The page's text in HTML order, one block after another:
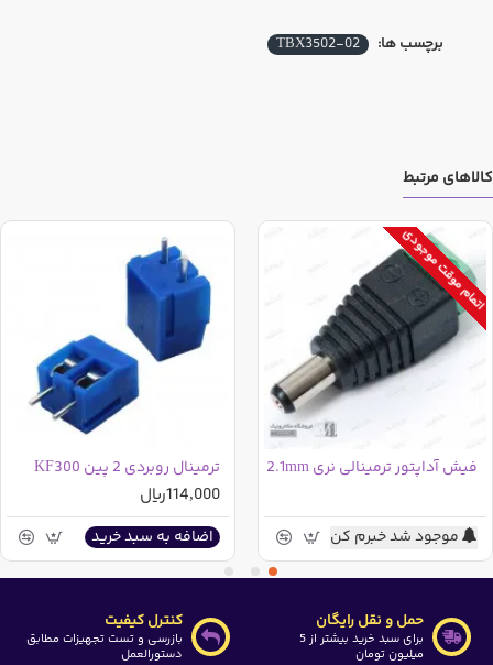
برچسب ها: TBX3502-02
کالاهای مرتبط
اتمام موقت موجودی
فیش آداپتور ترمینالی نری 2.1mm
موجود شد خبرم کن
ترمینال روبردی 2 پین KF300
114,000ریال
اضافه به سبد خرید
حمل و نقل رایگان
برای سبد خرید بیشتر از 5
میلیون تومان
کنترل کیفیت
بازرسی و تست تجهیزات مطابق
دستورالعمل